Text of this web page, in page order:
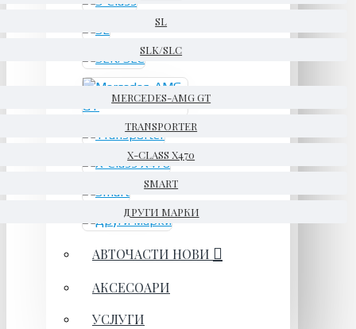
SL
SLK/SLC
MERCEDES-AMG GT
TRANSPORTER
X-CLASS X470
SMART
ДРУГИ МАРКИ
АВТОЧАСТИ НОВИ
АКСЕСОАРИ
УСЛУГИ